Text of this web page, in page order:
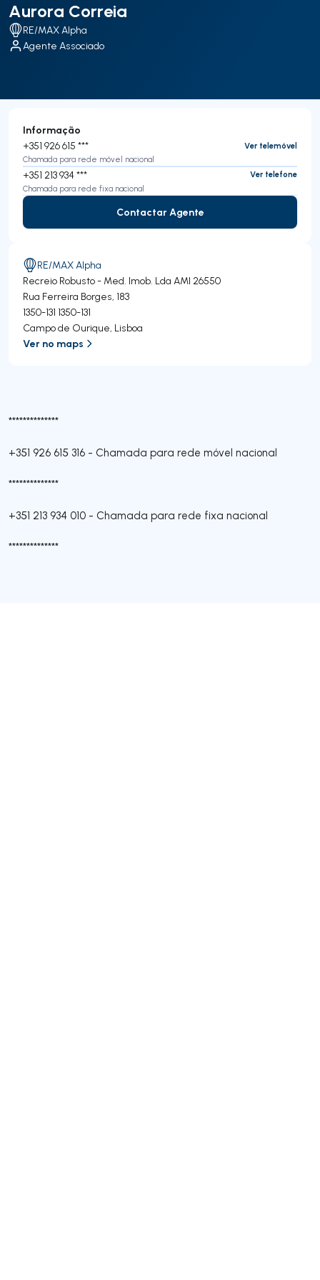
Aurora Correia
RE/MAX Alpha
Agente Associado
**************
+351 926 615 316 - Chamada para rede móvel nacional
**************
+351 213 934 010 - Chamada para rede fixa nacional
**************
Informação
+351 926 615 ***
Ver telemóvel
Chamada para rede móvel nacional
+351 213 934 ***
Ver telefone
Chamada para rede fixa nacional
Contactar Agente
Contactar Agente
RE/MAX Alpha
Recreio Robusto - Med. Imob. Lda AMI 26550
Rua Ferreira Borges, 183
1350-131 1350-131
Campo de Ourique, Lisboa
Ver no maps